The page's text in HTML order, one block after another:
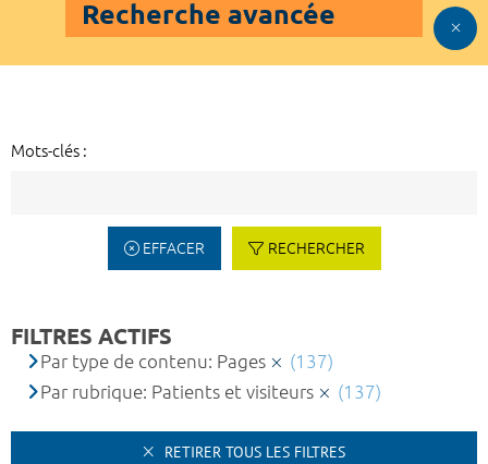
Recherche avancée
Mots-clés :
EFFACER RECHERCHER
FILTRES ACTIFS
Par type de contenu: Pages
(137)
Par rubrique: Patients et visiteurs
(137)
RETIRER TOUS LES FILTRES